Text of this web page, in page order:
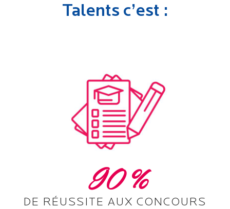
Talents c’est :
90 %
DE RÉUSSITE AUX CONCOURS